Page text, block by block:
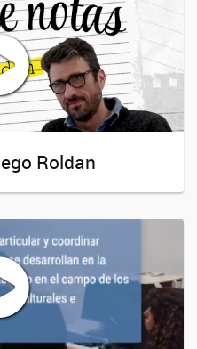
Roldan